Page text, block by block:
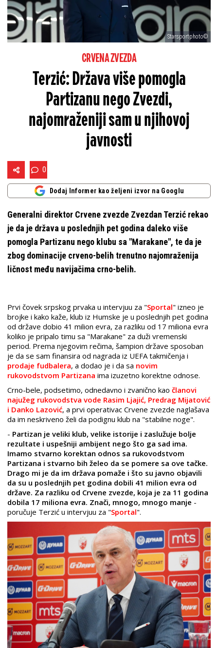
Starsportphoto©
CRVENA ZVEZDA
Terzić: Država više pomogla
Partizanu nego Zvezdi,
najomraženiji sam u njihovoj
javnosti
0
Dodaj Informer kao željeni izvor na Googlu
Generalni direktor Crvene zvezde Zvezdan Terzić rekao
je da je država u poslednjih pet godina daleko više
pomogla Partizanu nego klubu sa "Marakane", te da je
zbog dominacije crveno-belih trenutno najomraženija
ličnost među navijačima crno-belih.
Prvi čovek srpskog prvaka u intervjuu za "Sportal" izneo je
brojke i kako kaže, klub iz Humske je u poslednjih pet godina
od države dobio 41 milion evra, za razliku od 17 miliona evra
koliko je pripalo timu sa "Marakane" za duži vremenski
period. Prema njegovim rečima, šampion države sposoban
je da se sam finansira od nagrada iz UEFA takmičenja i
prodaje fudbalera, a dodao je i da sa novim
rukovodstvom Partizana ima izuzetno korektne odnose.
Crno-bele, podsetimo, odnedavno i zvanično kao članovi
najužeg rukovodstva vode Rasim Ljajić, Predrag Mijatović
i Danko Lazović, a prvi operativac Crvene zvezde naglašava
da im neskriveno želi da podignu klub na "stabilne noge".
- Partizan je veliki klub, velike istorije i zaslužuje bolje
rezultate i uspešniji ambijent nego što ga sad ima.
Imamo stvarno korektan odnos sa rukovodstvom
Partizana i stvarno bih želeo da se pomere sa ove tačke.
Drago mi je da im država pomaže i što su javno objavili
da su u poslednjih pet godina dobili 41 milion evra od
države. Za razliku od Crvene zvezde, koja je za 11 godina
dobila 17 miliona evra. Znači, mnogo, mnogo manje -
poručuje Terzić u intervjuu za "Sportal".